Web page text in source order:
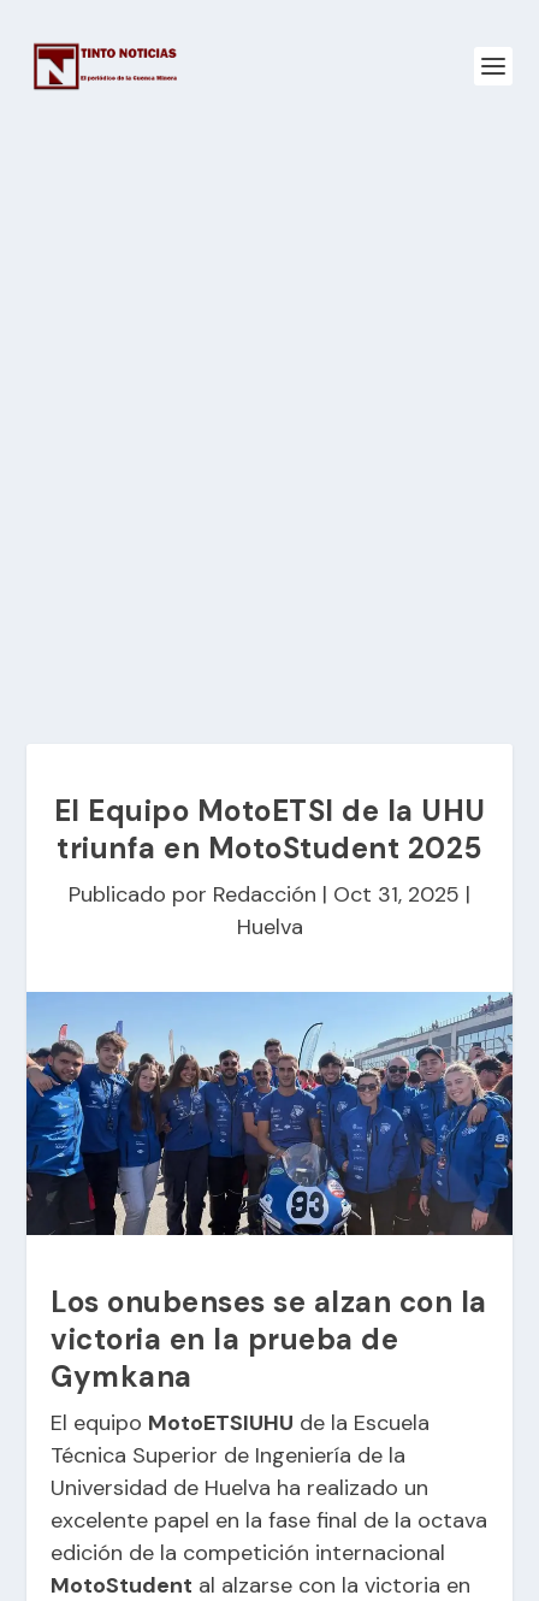
El Equipo MotoETSI de la UHU
triunfa en MotoStudent 2025
Publicado por Redacción | Oct 31, 2025 |
Huelva
Los onubenses se alzan con la
victoria en la prueba de
Gymkana
El equipo MotoETSIUHU de la Escuela
Técnica Superior de Ingeniería de la
Universidad de Huelva ha realizado un
excelente papel en la fase final de la octava
edición de la competición internacional
MotoStudent al alzarse con la victoria en